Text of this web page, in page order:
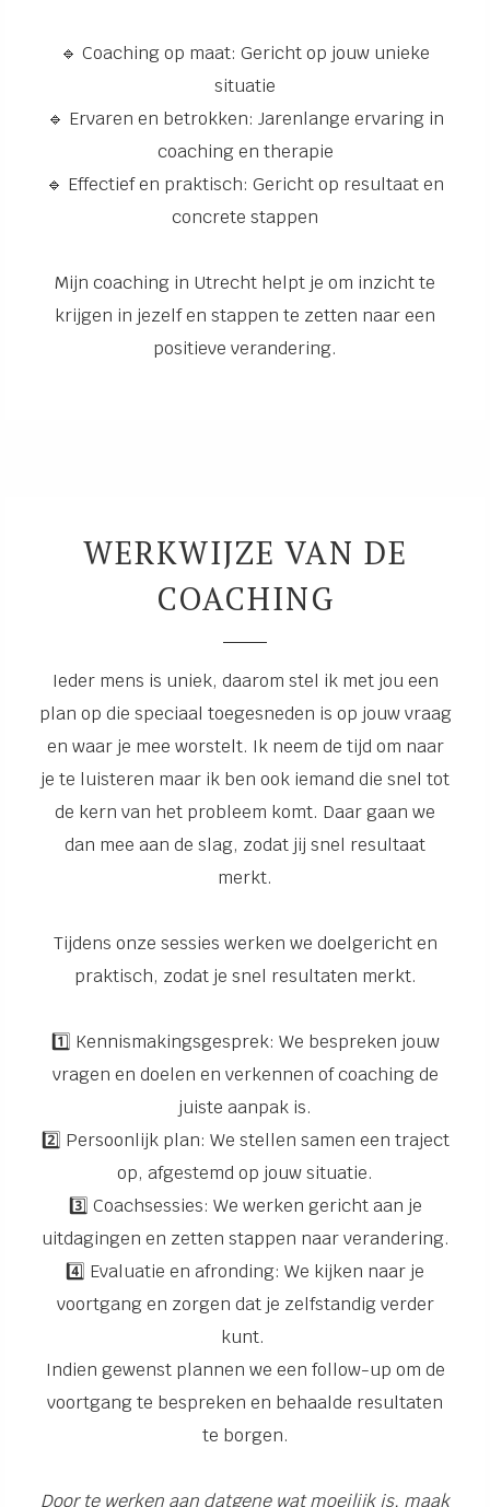
🔹 Coaching op maat: Gericht op jouw unieke
situatie
🔹 Ervaren en betrokken: Jarenlange ervaring in
coaching en therapie
🔹 Effectief en praktisch: Gericht op resultaat en
concrete stappen
Mijn coaching in Utrecht helpt je om inzicht te
krijgen in jezelf en stappen te zetten naar een
positieve verandering.
WERKWIJZE VAN DE
COACHING
Ieder mens is uniek, daarom stel ik met jou een
plan op die speciaal toegesneden is op jouw vraag
en waar je mee worstelt. Ik neem de tijd om naar
je te luisteren maar ik ben ook iemand die snel tot
de kern van het probleem komt. Daar gaan we
dan mee aan de slag, zodat jij snel resultaat
merkt.
Tijdens onze sessies werken we doelgericht en
praktisch, zodat je snel resultaten merkt.
1️⃣ Kennismakingsgesprek: We bespreken jouw
vragen en doelen en verkennen of coaching de
juiste aanpak is.
2️⃣ Persoonlijk plan: We stellen samen een traject
op, afgestemd op jouw situatie.
3️⃣ Coachsessies: We werken gericht aan je
uitdagingen en zetten stappen naar verandering.
4️⃣ Evaluatie en afronding: We kijken naar je
voortgang en zorgen dat je zelfstandig verder
kunt.
Indien gewenst plannen we een follow-up om de
voortgang te bespreken en behaalde resultaten
te borgen.
Door te werken aan datgene wat moeilijk is, maak